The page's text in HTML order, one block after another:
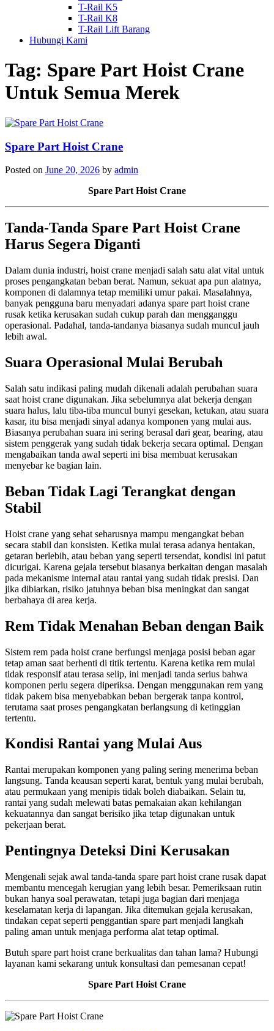
T-Rail K5
T-Rail K8
T-Rail Lift Barang
Hubungi Kami
Tag: Spare Part Hoist Crane
Untuk Semua Merek
Spare Part Hoist Crane
Posted on June 20, 2026 by admin
Spare Part Hoist Crane
Tanda-Tanda Spare Part Hoist Crane
Harus Segera Diganti
Dalam dunia industri, hoist crane menjadi salah satu alat vital untuk
proses pengangkatan beban berat. Namun, sekuat apa pun alatnya,
komponen di dalamnya tetap memiliki umur pakai. Masalahnya,
banyak pengguna baru menyadari adanya spare part hoist crane
rusak ketika kerusakan sudah cukup parah dan mengganggu
operasional. Padahal, tanda-tandanya biasanya sudah muncul jauh
lebih awal.
Suara Operasional Mulai Berubah
Salah satu indikasi paling mudah dikenali adalah perubahan suara
saat hoist crane digunakan. Jika sebelumnya alat bekerja dengan
suara halus, lalu tiba-tiba muncul bunyi gesekan, ketukan, atau suara
kasar, itu bisa menjadi sinyal adanya komponen yang mulai aus.
Biasanya perubahan suara ini sering berasal dari gear, bearing, atau
sistem penggerak yang sudah tidak bekerja secara optimal. Dengan
mengabaikan tanda awal seperti ini bisa membuat kerusakan
menyebar ke bagian lain.
Beban Tidak Lagi Terangkat dengan
Stabil
Hoist crane yang sehat seharusnya mampu mengangkat beban
secara stabil dan konsisten. Ketika mulai terasa adanya hentakan,
getaran berlebih, atau beban yang seperti tersendat, kondisi ini patut
dicurigai. Karena gejala tersebut biasanya berkaitan dengan masalah
pada mekanisme internal atau rantai yang sudah tidak presisi. Dan
jika dibiarkan, risiko jatuhnya beban bisa meningkat dan sangat
berbahaya di area kerja.
Rem Tidak Menahan Beban dengan Baik
Sistem rem pada hoist crane berfungsi menjaga posisi beban agar
tetap aman saat berhenti di titik tertentu. Karena ketika rem mulai
tidak responsif atau terasa selip, ini menjadi tanda serius bahwa
komponen perlu segera diperiksa. Dengan menggunakan rem yang
tidak pakem bisa menyebabkan beban bergerak tanpa kontrol,
terutama saat proses pengangkatan berlangsung di ketinggian
tertentu.
Kondisi Rantai yang Mulai Aus
Rantai merupakan komponen yang paling sering menerima beban
langsung. Tanda keausan seperti karat, bentuk yang mulai berubah,
atau permukaan yang menipis tidak boleh diabaikan. Selain tu,
rantai yang sudah melewati batas pemakaian akan kehilangan
kekuatannya dan sangat berisiko jika tetap digunakan untuk
pekerjaan berat.
Pentingnya Deteksi Dini Kerusakan
Mengenali sejak awal tanda-tanda spare part hoist crane rusak dapat
membantu mencegah kerugian yang lebih besar. Pemeriksaan rutin
bukan hanya soal perawatan, tetapi juga bagian dari menjaga
keselamatan kerja di lapangan. Jika ditemukan gejala kerusakan,
tindakan cepat seperti penggantian spare part menjadi langkah
paling aman untuk menjaga performa alat tetap optimal.
Butuh spare part hoist crane berkualitas dan tahan lama? Hubungi
layanan kami sekarang untuk konsultasi dan pemesanan cepat!
Spare Part Hoist Crane